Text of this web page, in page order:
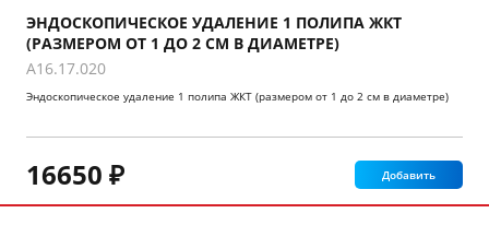
ЭНДОСКОПИЧЕСКОЕ УДАЛЕНИЕ 1 ПОЛИПА ЖКТ
(РАЗМЕРОМ ОТ 1 ДО 2 СМ В ДИАМЕТРЕ)
A16.17.020
Эндоскопическое удаление 1 полипа ЖКТ (размером от 1 до 2 см в диаметре)
16650 ₽ Добавить